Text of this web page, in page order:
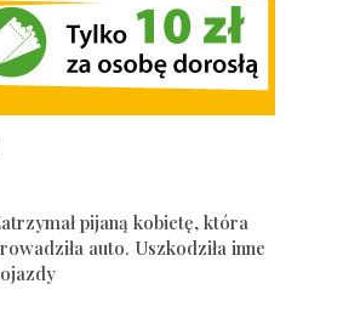
pijaną kobietę, która
auto. Uszkodziła inne